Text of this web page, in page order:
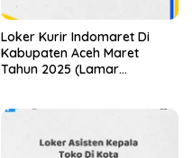
Loker Kurir Indomaret Di
Kabupaten Aceh Maret
Tahun 2025 (Lamar